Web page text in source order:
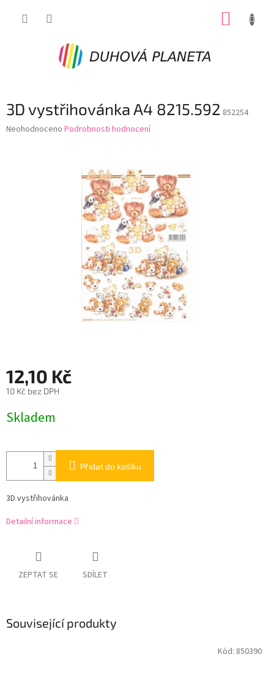
3D vystřihovánka A4 8215.592 852254
Průměrné
Neohodnoceno Podrobnosti hodnocení
12,10 Kč
10 Kč bez DPH
cena:
Skladem
Přidat do košíku
3D vystřihovánka
Detailní informace
ZEPTAT SE SDÍLET
Související produkty
Kód: 850390